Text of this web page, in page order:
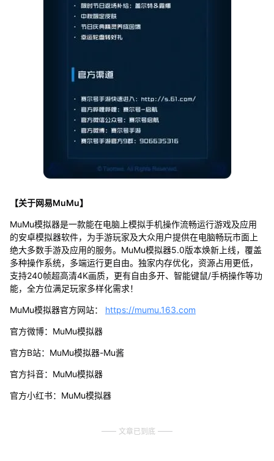
【关于网易MuMu】
MuMu模拟器是一款能在电脑上模拟手机操作流畅运行游戏及应用
的安卓模拟器软件，为手游玩家及大众用户提供在电脑畅玩市面上
绝大多数手游及应用的服务。MuMu模拟器5.0版本焕新上线，覆盖
多种操作系统，多端运行更自由。独家内存优化，资源占用更低，
支持240帧超高清4K画质，更有自由多开、智能键鼠/手柄操作等功
能，全方位满足玩家多样化需求！
MuMu模拟器官方网站： https://mumu.163.com
官方微博：MuMu模拟器
官方B站：MuMu模拟器-Mu酱
官方抖音：MuMu模拟器
官方小红书：MuMu模拟器
文章已到底